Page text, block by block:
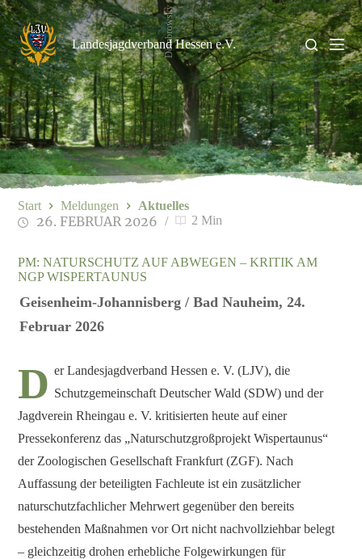
Zum
Inhalt
springen
Landesjagdverband Hessen e.V.
Dombrowsky
PM: NATURSCHUTZ AUF ABWEGEN – KRITIK AM
NGP WISPERTAUNUS
26. FEBRUAR 2026 2 Min
Start Meldungen Aktuelles
Geisenheim‑Johannisberg / Bad Nauheim, 24.
Februar 2026
D er Landesjagdverband Hessen e. V. (LJV), die
Schutzgemeinschaft Deutscher Wald (SDW) und der
Jagdverein Rheingau e. V. kritisierten heute auf einer
Pressekonferenz das „Naturschutzgroßprojekt Wispertaunus“
der Zoologischen Gesellschaft Frankfurt (ZGF). Nach
Auffassung der beteiligten Fachleute ist ein zusätzlicher
naturschutzfachlicher Mehrwert gegenüber den bereits
bestehenden Maßnahmen vor Ort nicht nachvollziehbar belegt
– gleichzeitig drohen erhebliche Folgewirkungen für